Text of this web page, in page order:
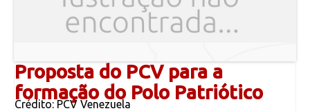
Proposta do PCV para a
formação do Polo Patriótico
Crédito: PCV Venezuela